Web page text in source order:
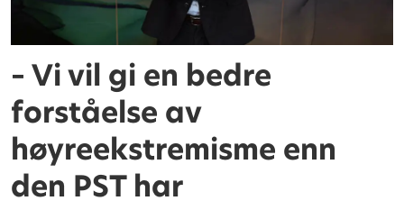
– Vi vil gi en bedre
forståelse av
høyreekstremisme enn
den PST har